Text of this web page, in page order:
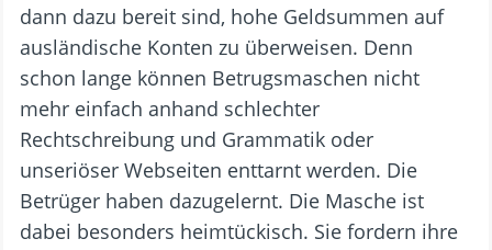
dann dazu bereit sind, hohe Geldsummen auf
ausländische Konten zu überweisen. Denn
schon lange können Betrugsmaschen nicht
mehr einfach anhand schlechter
Rechtschreibung und Grammatik oder
unseriöser Webseiten enttarnt werden. Die
Betrüger haben dazugelernt. Die Masche ist
dabei besonders heimtückisch. Sie fordern ihre